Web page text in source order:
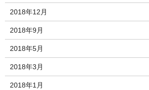
2018年12月
2018年9月
2018年5月
2018年3月
2018年1月